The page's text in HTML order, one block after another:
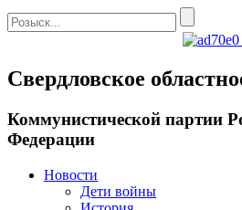
Свердловское
Коммунистической партии
Федерации
Новости
Дети войны